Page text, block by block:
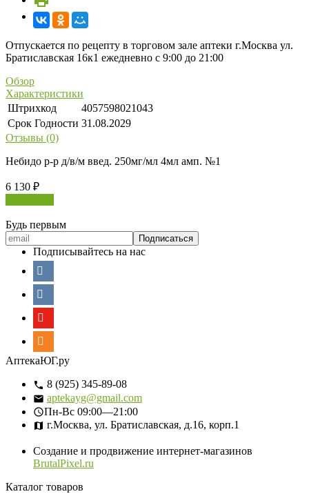
Отпускается по рецепту в торговом зале аптеки г.Москва ул.
Братиславская 16к1 ежедневно с 9:00 до 21:00
Обзор
Характеристики
Штрихкод
4057598021043
Срок Годности 31.08.2029
Отзывы (0)
Небидо р-р д/в/м введ. 250мг/мл 4мл амп. №1
6 130 ₽
Будь первым
Подписывайтесь на нас
АптекаЮГ.ру
8 (925) 345-89-08
aptekayg@gmail.com
Пн-Вс 09:00—21:00
г.Москва, ул. Братиславская, д.16, корп.1
Создание и продвижение интернет-магазинов
BrutalPixel.ru
Каталог товаров